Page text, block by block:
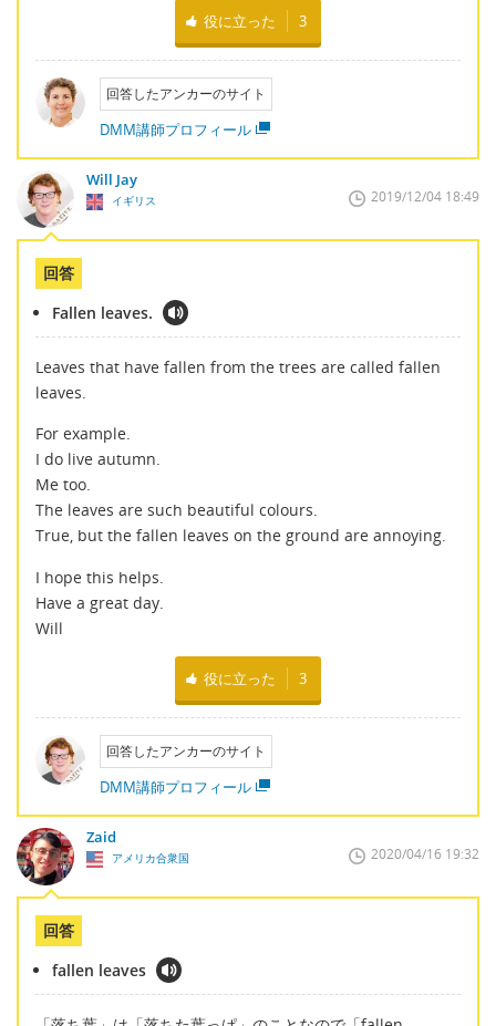
役に立った 3
回答したアンカーのサイト
DMM講師プロフィール
Will Jay
イギリス 2019/12/04 18:49
回答
Fallen leaves.
Leaves that have fallen from the trees are called fallen
leaves.
For example.
I do live autumn.
Me too.
The leaves are such beautiful colours.
True, but the fallen leaves on the ground are annoying.
I hope this helps.
Have a great day.
Will
役に立った 3
回答したアンカーのサイト
DMM講師プロフィール
Zaid
アメリカ合衆国 2020/04/16 19:32
回答
fallen leaves